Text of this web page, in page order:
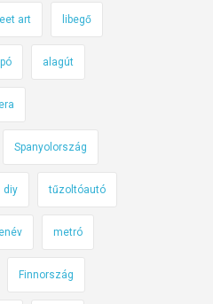
art libegő
alagút
Spanyolország
diy tűzoltóautó
metró
Finnország